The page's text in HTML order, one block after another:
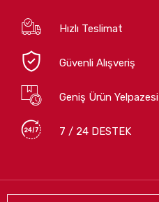
Hızlı Teslimat
Güvenli Alışveriş
Geniş Ürün Yelpazesi
7 / 24 DESTEK